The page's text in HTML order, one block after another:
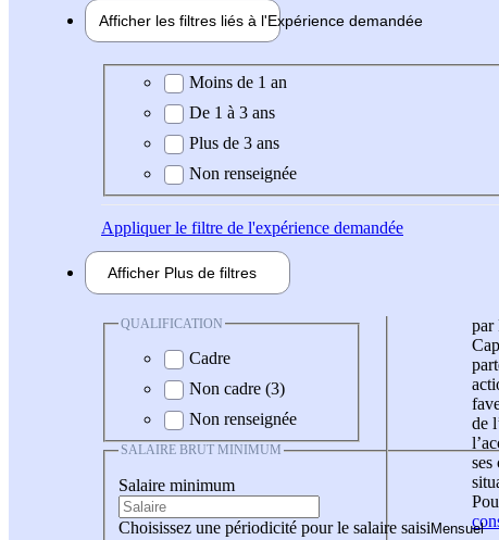
Afficher les filtres liés à l'Expérience demandée
Expérience demandée
Moins de 1 an
De 1 à 3 ans
Plus de 3 ans
Non renseignée
Appliquerle filtre de l'expérience demandée
Afficher Plus de filtres
QUALIFICATION
Cadre
Non cadre (3)
Non renseignée
SALAIRE BRUT MINIMUM
Salaire minimum
Choisissez une périodicité pour le salaire saisi
par
de
ses